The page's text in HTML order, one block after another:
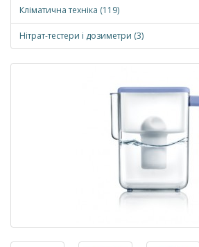
Кліматична техніка (119)
Нітрат-тестери і дозиметри (3)